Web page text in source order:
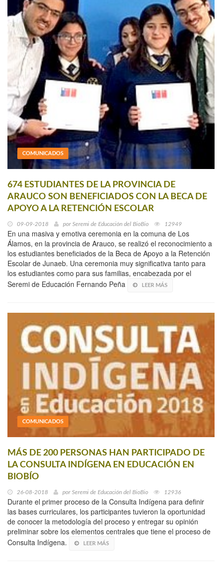
COMUNICADOS
674 ESTUDIANTES DE LA PROVINCIA DE
ARAUCO SON BENEFICIADOS CON LA BECA DE
APOYO A LA RETENCIÓN ESCOLAR
09-09-2018 por Seremi de Educación del BioBio 12949
En una masiva y emotiva ceremonia en la comuna de Los
Álamos, en la provincia de Arauco, se realizó el reconocimiento a
los estudiantes beneficiados de la Beca de Apoyo a la Retención
Escolar de Junaeb. Una ceremonia muy significativa tanto para
los estudiantes como para sus familias, encabezada por el
Seremi de Educación Fernando Peña
LEER MÁS
COMUNICADOS
MÁS DE 200 PERSONAS HAN PARTICIPADO DE
LA CONSULTA INDÍGENA EN EDUCACIÓN EN
BIOBÍO
26-08-2018 por Seremi de Educación del BioBio 12936
Durante el primer proceso de la Consulta Indígena para definir
las bases curriculares, los participantes tuvieron la oportunidad
de conocer la metodología del proceso y entregar su opinión
preliminar sobre los elementos centrales que tiene el proceso de
Consulta Indígena.
LEER MÁS